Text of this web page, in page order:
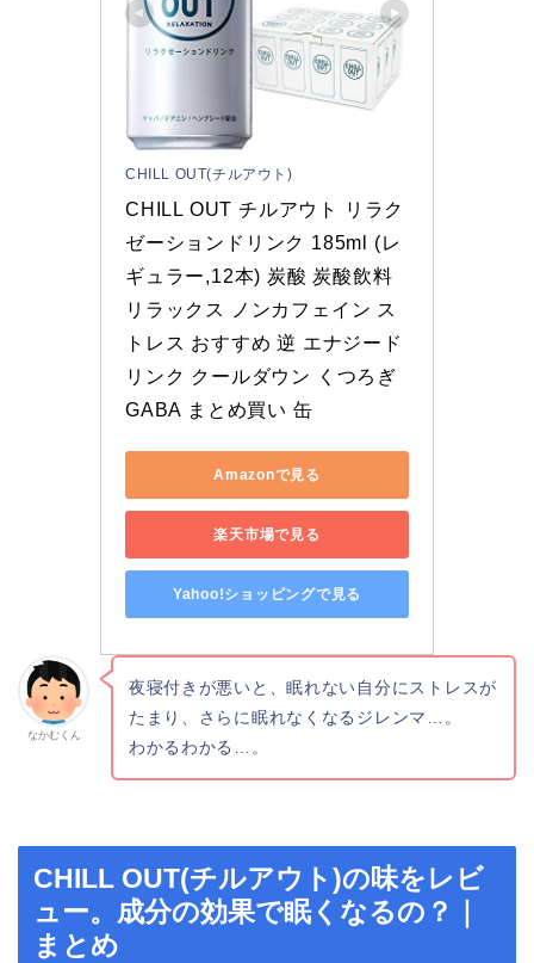
CHILL OUT(チルアウト)
CHILL OUT チルアウト リラク
ゼーションドリンク 185ml (レ
ギュラー,12本) 炭酸 炭酸飲料
リラックス ノンカフェイン ス
トレス おすすめ 逆 エナジード
リンク クールダウン くつろぎ
GABA まとめ買い 缶
Amazonで見る
楽天市場で見る
Yahoo!ショッピングで見る
なかむくん
夜寝付きが悪いと、眠れない自分にストレスが
たまり、さらに眠れなくなるジレンマ…。
わかるわかる…。
CHILL OUT(チルアウト)の味をレビ
ュー。成分の効果で眠くなるの？｜
まとめ